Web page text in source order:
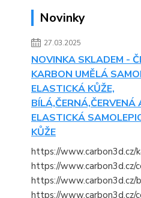
Novinky
27.03.2025
NOVINKA SKLADEM -
KARBON UMĚLÁ
ELASTICKÁ KŮŽE,
BÍLÁ,ČERNÁ,ČERVENÁ
ELASTICKÁ
KŮŽE
https://www.carbon3d.cz/
https://www.carbon3d.cz/
https://www.carbon3d.cz/
https://www.carbon3d.cz/